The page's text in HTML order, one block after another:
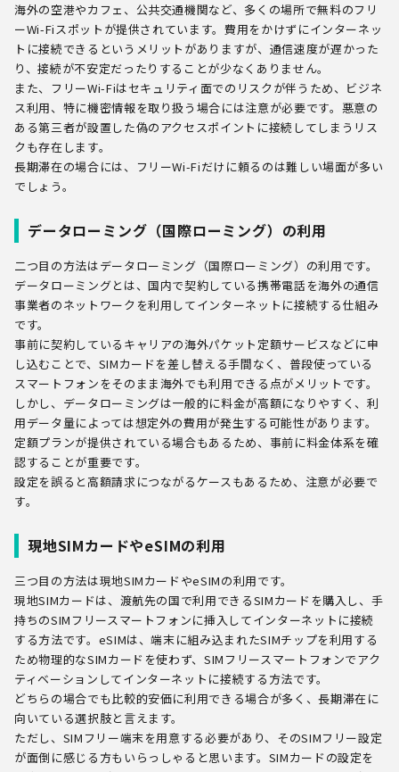
海外の空港やカフェ、公共交通機関など、多くの場所で無料のフリ
ーWi-Fiスポットが提供されています。費用をかけずにインターネッ
トに接続できるというメリットがありますが、通信速度が遅かった
り、接続が不安定だったりすることが少なくありません。
また、フリーWi-Fiはセキュリティ面でのリスクが伴うため、ビジネ
ス利用、特に機密情報を取り扱う場合には注意が必要です。悪意の
ある第三者が設置した偽のアクセスポイントに接続してしまうリス
クも存在します。
長期滞在の場合には、フリーWi-Fiだけに頼るのは難しい場面が多い
でしょう。
データローミング（国際ローミング）の利用
二つ目の方法はデータローミング（国際ローミング）の利用です。
データローミングとは、国内で契約している携帯電話を海外の通信
事業者のネットワークを利用してインターネットに接続する仕組み
です。
事前に契約しているキャリアの海外パケット定額サービスなどに申
し込むことで、SIMカードを差し替える手間なく、普段使っている
スマートフォンをそのまま海外でも利用できる点がメリットです。
しかし、データローミングは一般的に料金が高額になりやすく、利
用データ量によっては想定外の費用が発生する可能性があります。
定額プランが提供されている場合もあるため、事前に料金体系を確
認することが重要です。
設定を誤ると高額請求につながるケースもあるため、注意が必要で
す。
現地SIMカードやeSIMの利用
三つ目の方法は現地SIMカードやeSIMの利用です。
現地SIMカードは、渡航先の国で利用できるSIMカードを購入し、手
持ちのSIMフリースマートフォンに挿入してインターネットに接続
する方法です。eSIMは、端末に組み込まれたSIMチップを利用する
ため物理的なSIMカードを使わず、SIMフリースマートフォンでアク
ティベーションしてインターネットに接続する方法です。
どちらの場合でも比較的安価に利用できる場合が多く、長期滞在に
向いている選択肢と言えます。
ただし、SIMフリー端末を用意する必要があり、そのSIMフリー設定
が面倒に感じる方もいらっしゃると思います。SIMカードの設定を